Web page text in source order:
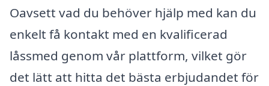
Oavsett vad du behöver hjälp med kan du
enkelt få kontakt med en kvalificerad
låssmed genom vår plattform, vilket gör
det lätt att hitta det bästa erbjudandet för